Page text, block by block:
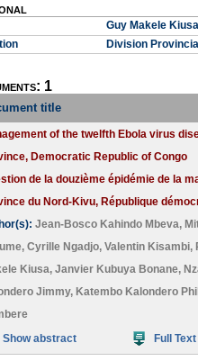
Guy Makele Kiusa
Division
1
title
of the twelfth Ebola virus
Democratic Republic of Congo
de la douzième épidémie de la
du Nord-Kivu, République
Jean-Bosco Kahindo Mbeva,
, Cyrille Ngadjo, Valentin Kisambi,
Kiusa, Janvier Kubuya Bonane,
Jimmy, Katembo Kalondero
Show abstract
Full Text